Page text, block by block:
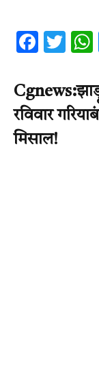
Cgnews:झाड़ू
रविवार
मिसाल!